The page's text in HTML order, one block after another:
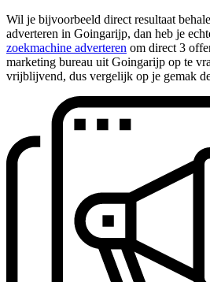
Wil je bijvoorbeeld direct resultaat
adverteren in Goingarijp, dan heb je
zoekmachine adverteren om direct 3
marketing bureau uit Goingarijp op te
vrijblijvend, dus vergelijk op je gemak